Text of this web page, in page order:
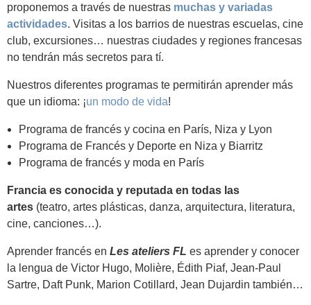
proponemos a través de nuestras muchas y variadas
actividades. Visitas a los barrios de nuestras escuelas, cine
club, excursiones… nuestras ciudades y regiones francesas
no tendrán más secretos para tí.
Nuestros diferentes programas te permitirán aprender más
que un idioma: ¡un modo de vida!
Programa de francés y cocina en París, Niza y Lyon
Programa de Francés y Deporte en Niza y Biarritz
Programa de francés y moda en París
Francia es conocida y reputada en todas las
artes (teatro, artes plásticas, danza, arquitectura, literatura,
cine, canciones…).
Aprender francés en Les ateliers FL es aprender y conocer
la lengua de Victor Hugo, Molière, Édith Piaf, Jean-Paul
Sartre, Daft Punk, Marion Cotillard, Jean Dujardin también…